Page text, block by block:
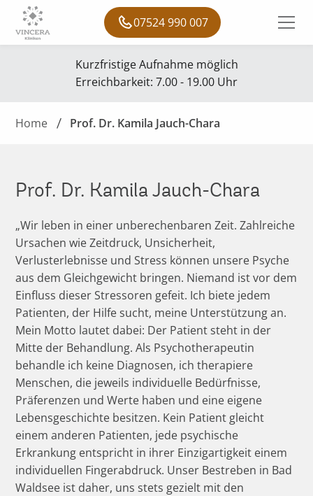
07524 990 007
Kurzfristige Aufnahme möglich
Erreichbarkeit: 7.00 - 19.00 Uhr
Home Prof. Dr. Kamila Jauch-Chara
Prof. Dr. Kamila Jauch-Chara
„Wir leben in einer unberechenbaren Zeit. Zahlreiche
Ursachen wie Zeitdruck, Unsicherheit,
Verlusterlebnisse und Stress können unsere Psyche
aus dem Gleichgewicht bringen. Niemand ist vor dem
Einfluss dieser Stressoren gefeit. Ich biete jedem
Patienten, der Hilfe sucht, meine Unterstützung an.
Mein Motto lautet dabei: Der Patient steht in der
Mitte der Behandlung. Als Psychotherapeutin
behandle ich keine Diagnosen, ich therapiere
Menschen, die jeweils individuelle Bedürfnisse,
Präferenzen und Werte haben und eine eigene
Lebensgeschichte besitzen. Kein Patient gleicht
einem anderen Patienten, jede psychische
Erkrankung entspricht in ihrer Einzigartigkeit einem
individuellen Fingerabdruck. Unser Bestreben in Bad
Waldsee ist daher, uns stets gezielt mit den